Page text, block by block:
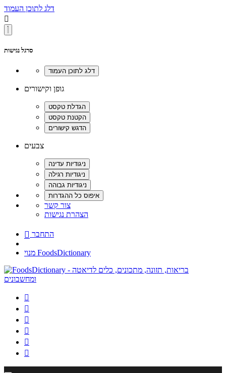
דלג לתוכן העמוד

סרגל נגישות
גופן וקישורים
צבעים
צור קשר
הצהרת נגישות
 התחבר
מנוי FoodsDictionary





